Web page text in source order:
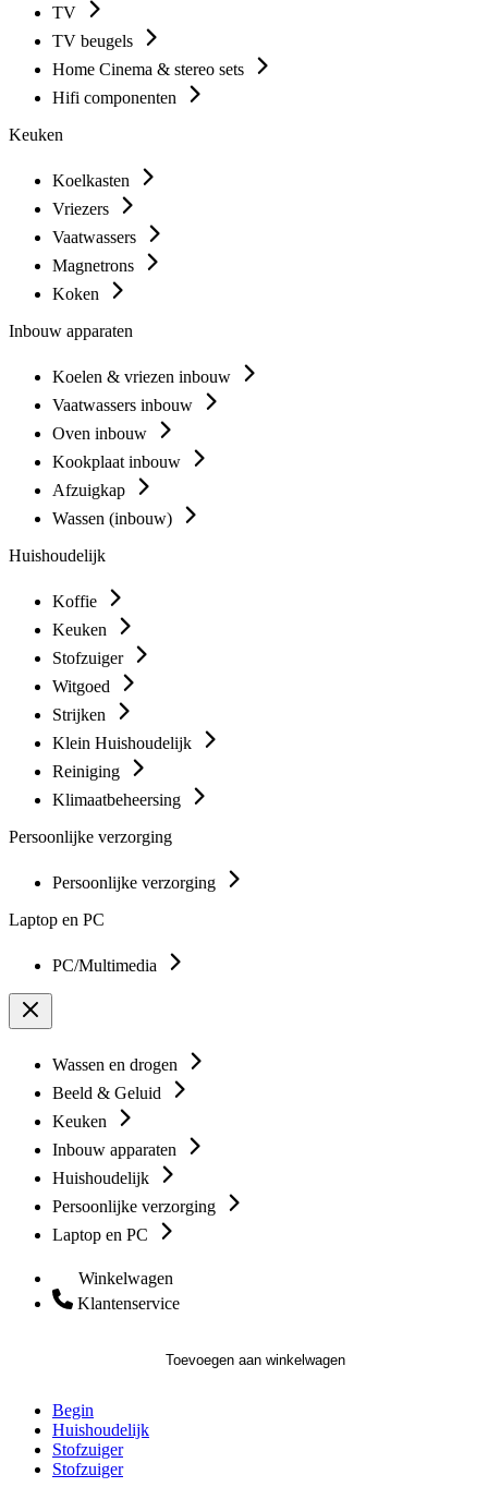
TV
TV beugels
Home Cinema & stereo sets
Hifi componenten
Keuken
Koelkasten
Vriezers
Vaatwassers
Magnetrons
Koken
Inbouw apparaten
Koelen & vriezen inbouw
Vaatwassers inbouw
Oven inbouw
Kookplaat inbouw
Afzuigkap
Wassen (inbouw)
Huishoudelijk
Koffie
Keuken
Stofzuiger
Witgoed
Strijken
Klein Huishoudelijk
Reiniging
Klimaatbeheersing
Persoonlijke verzorging
Persoonlijke verzorging
Laptop en PC
PC/Multimedia
Wassen en drogen
Beeld & Geluid
Keuken
Inbouw apparaten
Huishoudelijk
Persoonlijke verzorging
Laptop en PC
Winkelwagen
Klantenservice
Toevoegen aan winkelwagen
Begin
Huishoudelijk
Stofzuiger
Stofzuiger